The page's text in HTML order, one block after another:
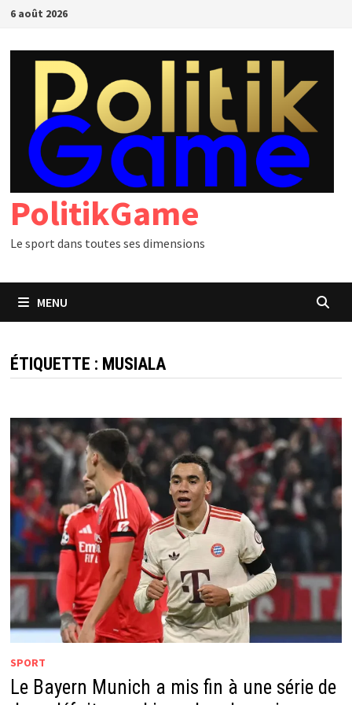
Passer
contenu
6 août 2026
PolitikGame
Le sport dans toutes ses dimensions
MENU
ÉTIQUETTE : MUSIALA
SPORT
Le Bayern Munich a mis fin à une série de